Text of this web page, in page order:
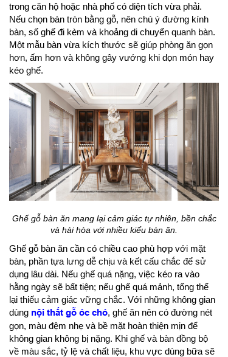
trong căn hộ hoặc nhà phố có diện tích vừa phải.
Nếu chọn bàn tròn bằng gỗ, nên chú ý đường kính
bàn, số ghế đi kèm và khoảng di chuyển quanh bàn.
Một mẫu bàn vừa kích thước sẽ giúp phòng ăn gọn
hơn, ấm hơn và không gây vướng khi dọn món hay
kéo ghế.
Ghế gỗ bàn ăn mang lại cảm giác tự nhiên, bền chắc
và hài hòa với nhiều kiểu bàn ăn.
Ghế gỗ bàn ăn cần có chiều cao phù hợp với mặt
bàn, phần tựa lưng dễ chịu và kết cấu chắc để sử
dụng lâu dài. Nếu ghế quá nặng, việc kéo ra vào
hằng ngày sẽ bất tiện; nếu ghế quá mảnh, tổng thể
lại thiếu cảm giác vững chắc. Với những không gian
dùng nội thất gỗ óc chó, ghế ăn nên có đường nét
gọn, màu đệm nhẹ và bề mặt hoàn thiện mịn để
không gian không bị nặng. Khi ghế và bàn đồng bộ
về màu sắc, tỷ lệ và chất liệu, khu vực dùng bữa sẽ